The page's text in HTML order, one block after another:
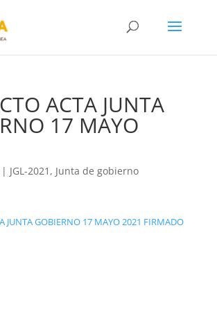
ACTA JUNTA
17 MAYO
| JGL-2021 , Junta de gobierno
JUNTA GOBIERNO 17 MAYO 2021 FIRMADO